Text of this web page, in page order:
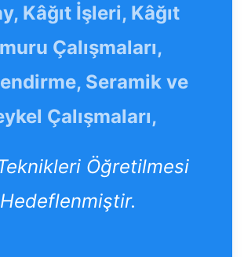
Kâğıt İşleri, Kâğıt
Çalışmaları,
Seramik ve
Çalışmaları,
Öğretilmesi
Hedeflenmiştir.